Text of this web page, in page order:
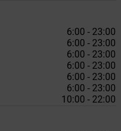
6:00 - 23:00
6:00 - 23:00
6:00 - 23:00
6:00 - 23:00
6:00 - 23:00
6:00 - 23:00
10:00 - 22:00